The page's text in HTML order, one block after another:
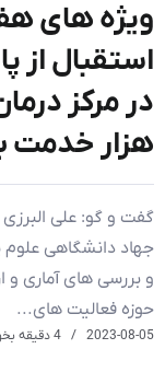
ویژه های
استقبال از
هزار خدمت
گفت و گو: علی
جهاد دانشگاهی
و بررسی های آماری و
حوزه فعالیت های...
2023-08-05